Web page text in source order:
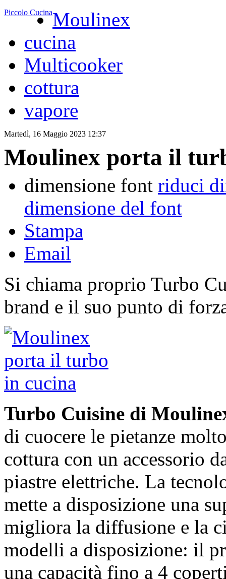
Piccolo CucinaMoulinex
cucina
Multicooker
cottura
vapore
Martedì, 16 Maggio 2023 12:37
Moulinex porta il
dimensione font riduci
dimensione del font
Stampa
Email
Si chiama proprio Turbo
brand e il suo punto di
Turbo Cuisine di
di cuocere le pietanze
cottura con un accessorio
piastre elettriche. La
mette a disposizione una
migliora la diffusione e la
modelli a disposizione: il
una capacità fino a 4